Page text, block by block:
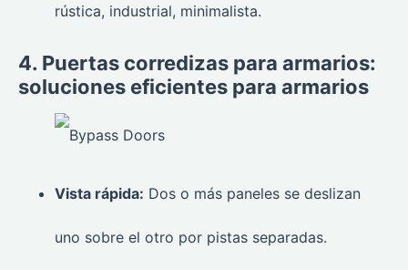
rústica, industrial, minimalista.
4. Puertas corredizas para armarios:
soluciones eficientes para armarios
Vista rápida: Dos o más paneles se deslizan
uno sobre el otro por pistas separadas.